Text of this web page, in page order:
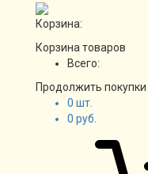
Корзина:
Корзина товаров
Всего:
Продолжить покупки
0 шт.
0 руб.